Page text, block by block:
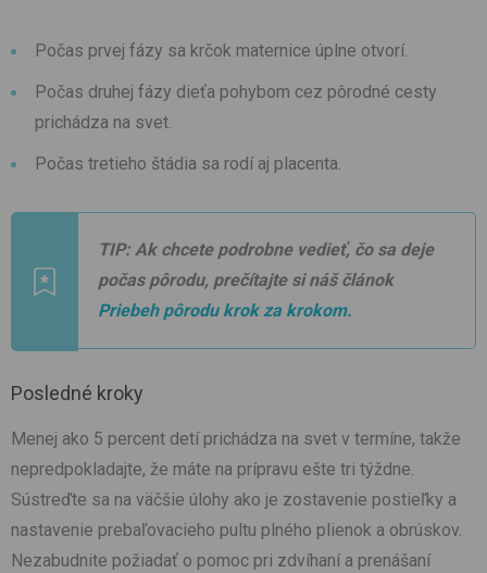
Počas prvej fázy sa krčok maternice úplne otvorí.
Počas druhej fázy dieťa pohybom cez pôrodné cesty
prichádza na svet.
Počas tretieho štádia sa rodí aj placenta.
TIP: Ak chcete podrobne vedieť, čo sa deje
počas pôrodu, prečítajte si náš článok
Priebeh pôrodu krok za krokom.
Posledné kroky
Menej ako 5 percent detí prichádza na svet v termíne, takže
nepredpokladajte, že máte na prípravu ešte tri týždne.
Sústreďte sa na väčšie úlohy ako je zostavenie postieľky a
nastavenie prebaľovacieho pultu plného plienok a obrúskov.
Nezabudnite požiadať o pomoc pri zdvíhaní a prenášaní